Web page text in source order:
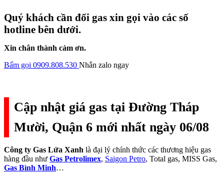
Quý khách cần đổi gas xin gọi vào các số
hotline bên dưới.
Xin chân thành cảm ơn.
Bấm gọi 0909.808.530 Nhắn zalo ngay
Cập nhật giá gas tại Đường Tháp
Mười, Quận 6 mới nhất ngày 06/08
Công ty Gas Lửa Xanh là đại lý chính thức các thương hiệu gas
hàng đầu như Gas Petrolimex, Saigon Petro, Total gas, MISS Gas,
Gas Bình Minh…